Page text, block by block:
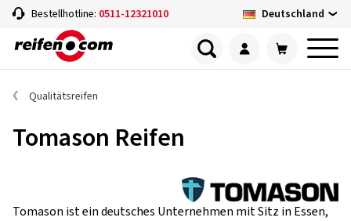
Bestellhotline: 0511-12321010 Deutschland
Qualitätsreifen
Tomason Reifen
Tomason ist ein deutsches Unternehmen mit Sitz in Essen,